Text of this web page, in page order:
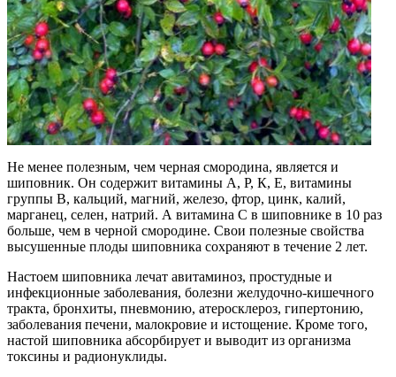
Не менее полезным, чем черная смородина, является и
шиповник. Он содержит витамины А, Р, К, Е, витамины
группы В, кальций, магний, железо, фтор, цинк, калий,
марганец, селен, натрий. А витамина С в шиповнике в 10 раз
больше, чем в черной смородине. Свои полезные свойства
высушенные плоды шиповника сохраняют в течение 2 лет.
Настоем шиповника лечат авитаминоз, простудные и
инфекционные заболевания, болезни желудочно-кишечного
тракта, бронхиты, пневмонию, атеросклероз, гипертонию,
заболевания печени, малокровие и истощение. Кроме того,
настой шиповника абсорбирует и выводит из организма
токсины и радионуклиды.